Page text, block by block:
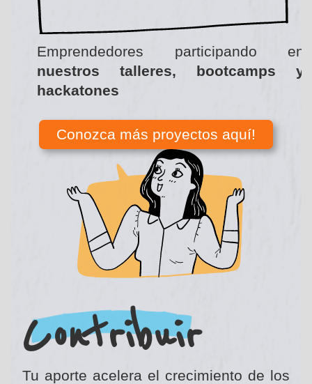
Emprendedores participando en
nuestros talleres, bootcamps y
hackatones
Contribuir
Conozca más proyectos aquí!
Tu aporte acelera el crecimiento de los